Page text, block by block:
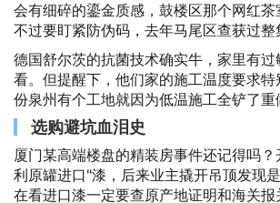
会有细碎的鎏金质感，鼓楼区那个网红茶
不过要盯紧防伪码，去年马尾区查获过整
德国舒尔茨的抗菌技术确实牛，家里有
看。但提醒下，他们家的施工温度要求特
份泉州有个工地就因为低温施工全铲了重
选购避坑血泪史
厦门某高端楼盘的精装房事件还记得吗
利原罐进口"漆，后来业主撬开吊顶发现
在看进口漆一定要查原产地证明和海关